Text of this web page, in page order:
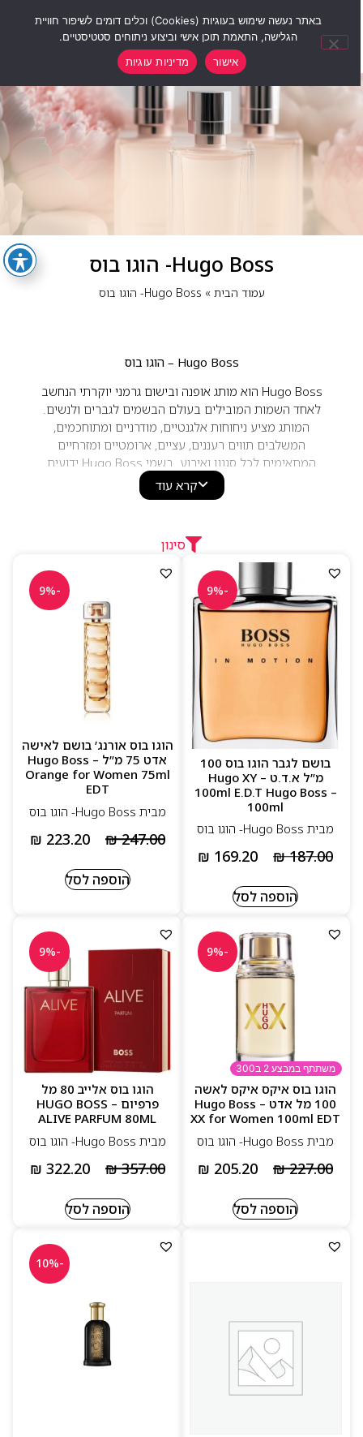
Hugo Boss- הוגו בוס
עמוד הבית» Hugo Boss- הוגו בוס
Hugo Boss – הוגו בוס
Hugo Boss הוא מותג אופנה ובישום גרמני יוקרתי הנחשב
לאחד השמות המובילים בעולם הבשמים לגברים ולנשים.
המותג מציע ניחוחות אלגנטיים, מודרניים ומתוחכמים,
המשלבים תווים רעננים, עציים, ארומטיים ומזרחיים
המתאימים לכל סגנון ואירוע. בשמי Hugo Boss ידועים
באיכות גבוהה, עמידות טובה ועיצוב יוקרתי, ומהווים בחירה
פופולרית למי שמחפש ניחוח קלאסי עם נוכחות מרשימה.
קרא עוד
סינון
-9%
בושם לגבר הוגו בוס 100
מ”ל א.ד.ט – Hugo XY
100ml E.D.T Hugo Boss –
100ml
מבית Hugo Boss- הוגו בוס
₪187.00
₪ 169.20
הוספה לסל
-9%
הוגו בוס אורנג’ בושם לאישה
אדט 75 מ”ל – Hugo Boss
Orange for Women 75ml
EDT
מבית Hugo Boss- הוגו בוס
₪247.00
₪ 223.20
הוספה לסל
משתתף במבצע 2 ב300
-9%
הוגו בוס איקס איקס לאשה
100 מל אדט – Hugo Boss
XX for Women 100ml EDT
מבית Hugo Boss- הוגו בוס
₪227.00
₪ 205.20
הוספה לסל
-9%
הוגו בוס אלייב 80 מל
פרפיום – HUGO BOSS
ALIVE PARFUM 80ML
מבית Hugo Boss- הוגו בוס
₪357.00
₪ 322.20
הוספה לסל
-10%
באתר נעשה שימוש בעוגיות (Cookies) וכלים דומים לשיפור חוויית
הגלישה, התאמת תוכן אישי וביצוע ניתוחים סטטיסטיים.
אישור
מדיניות עוגיות